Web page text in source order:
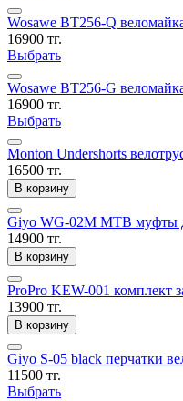
Wosawe BT256-Q
16900 тг.
Выбрать
Wosawe BT256-G
16900 тг.
Выбрать
Monton Undershorts
16500 тг.
В корзину
Giyo WG-02M MTB муфты
14900 тг.
В корзину
ProPro KEW-001 комплект
13900 тг.
В корзину
Giyo S-05 black перчатки
11500 тг.
Выбрать